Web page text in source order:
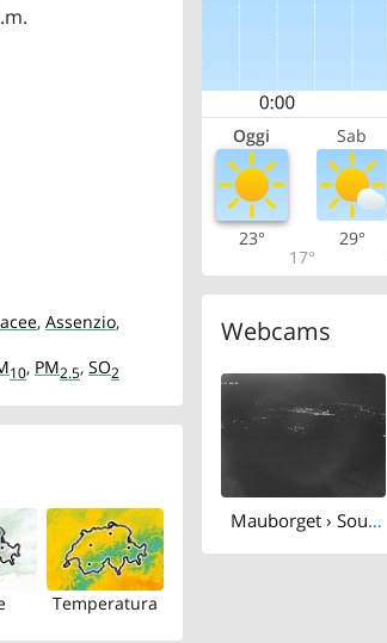
, Assenzio,
10, PM2.5, SO2
Temperatura
Oggi Sab
23°
17°
29°
Webcams
Mauborget › South-east: Decollage Mauborget